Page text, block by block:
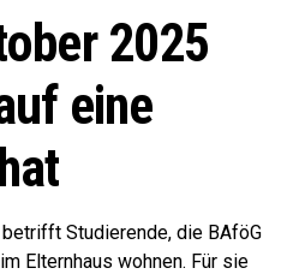
2025
eine
Studierende, die BAföG
Elternhaus wohnen. Für sie